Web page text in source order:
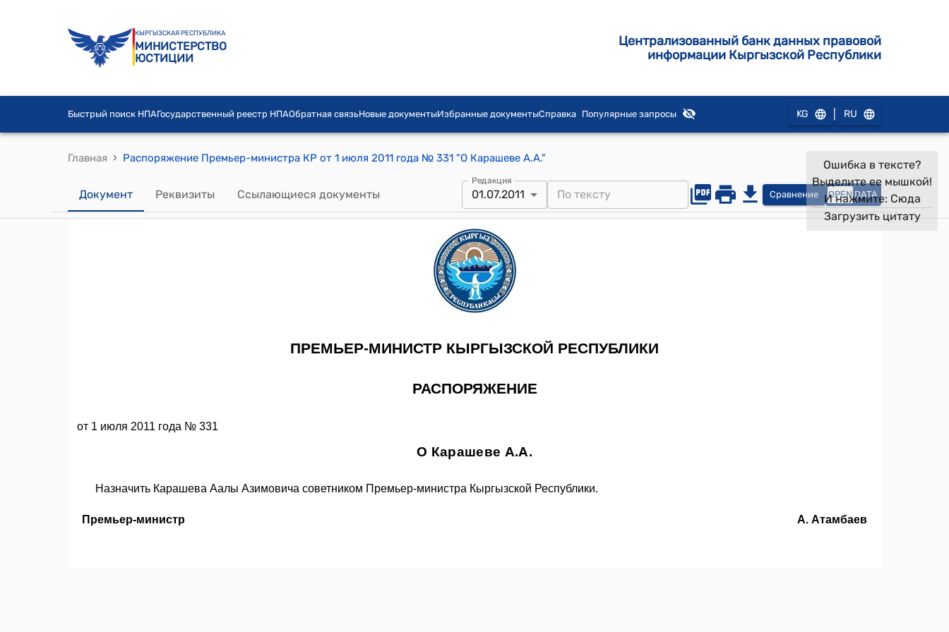
КЫРГЫЗСКАЯ РЕСПУБЛИКА
МИНИСТЕРСТВО
ЮСТИЦИИ
Централизованный банк данных правовой
информации Кыргызской Республики
Быстрый поиск НПАГосударственный реестр НПАОбратная связьНовые документыИзбранные документыСправка Популярные запросы KG RU
Главная › Распоряжение Премьер-министра КР от 1 июля 2011 года № 331 "О Карашеве А.А."
Документ Реквизиты Ссылающиеся документы
Редакция
01.07.2011 Сравнение OPEN DATA
Ошибка в тексте?
Выделите ее мышкой!
И нажмите: Сюда
Загрузить цитату